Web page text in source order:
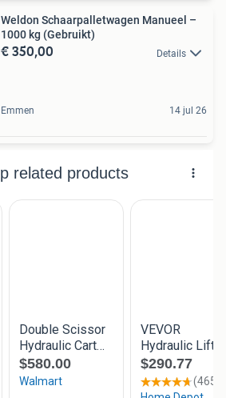
Weldon Schaarpalletwagen Manueel –
1000 kg (Gebruikt)
€ 350,00 Details
Emmen 14 jul 26